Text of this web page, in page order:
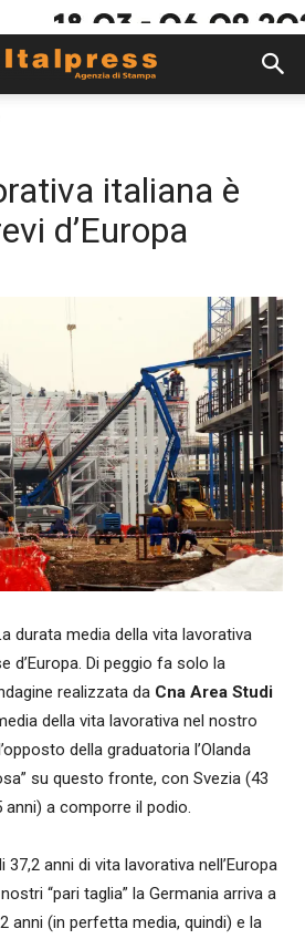
italiana è
d’Europa
durata media della vita lavorativa
d’Europa. Di peggio fa solo la
realizzata da Cna Area Studi
della vita lavorativa nel nostro
della graduatoria l’Olanda
su questo fronte, con Svezia (43
anni) a comporre il podio.
anni di vita lavorativa nell’Europa
“pari taglia” la Germania arriva a
anni (in perfetta media, quindi) e la